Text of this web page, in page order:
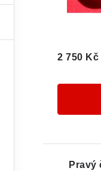
ů
2 750 Kč
Pravý